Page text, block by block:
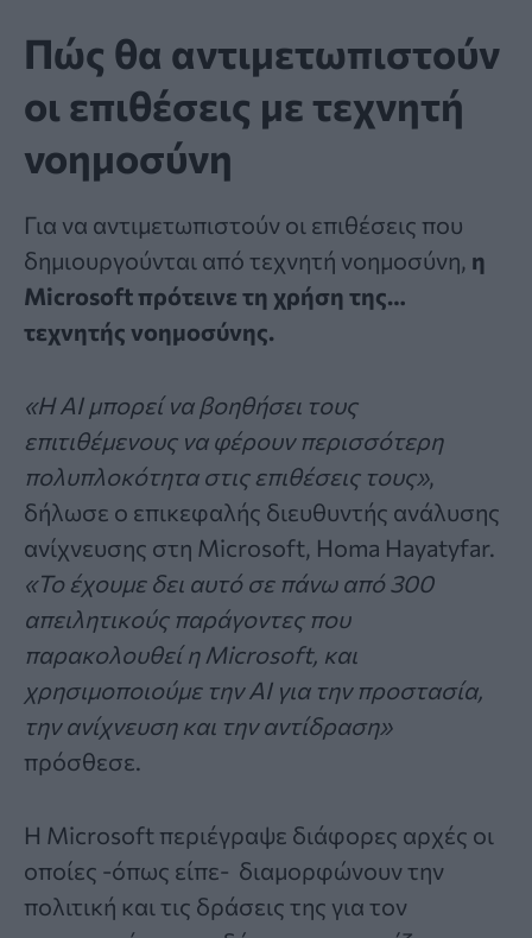
Πώς θα αντιμετωπιστούν
οι επιθέσεις με τεχνητή
νοημοσύνη
Για να αντιμετωπιστούν οι επιθέσεις που
δημιουργούνται από τεχνητή νοημοσύνη, η
Microsoft πρότεινε τη χρήση της…
τεχνητής νοημοσύνης.
«Η AI μπορεί να βοηθήσει τους
επιτιθέμενους να φέρουν περισσότερη
πολυπλοκότητα στις επιθέσεις τους»,
δήλωσε ο επικεφαλής διευθυντής ανάλυσης
ανίχνευσης στη Microsoft, Homa Hayatyfar.
«Το έχουμε δει αυτό σε πάνω από 300
απειλητικούς παράγοντες που
παρακολουθεί η Microsoft, και
χρησιμοποιούμε την AI για την προστασία,
την ανίχνευση και την αντίδραση»
πρόσθεσε.
Η Microsoft περιέγραψε διάφορες αρχές οι
οποίες -όπως είπε- διαμορφώνουν την
πολιτική και τις δράσεις της για τον